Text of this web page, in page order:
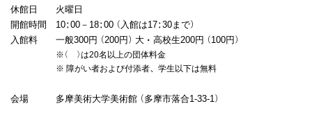
休館日 火曜日
開館時間 10:00－18:00（入館は17:30まで）
入館料 一般300円（200円）大・高校生200円（100円）
※ 障がい者および付添者、学生以下は無料
会場 多摩美術大学美術館（多摩市落合1-33-1）